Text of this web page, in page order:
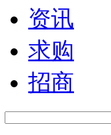
资讯
求购
招商